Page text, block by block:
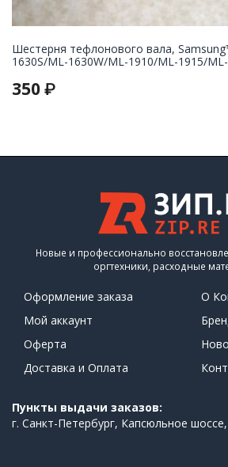
Шестерня тефлонового вала,
1630S/ML-1630W/ML-1910/ML-1915/
350 ₽
Новые и профессионально
оргтехники, расходные
Оформление заказа
Мой аккаунт
Оферта
Доставка и Оплата
О
Пункты выдачи заказов:
г. Санкт-Петербург, Капсюльное